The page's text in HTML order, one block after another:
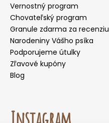
Vernostný program
Chovateľský program
Granule zdarma za recenziu
Narodeniny Vášho psíka
Podporujeme útulky
Zľavové kupóny
Blog